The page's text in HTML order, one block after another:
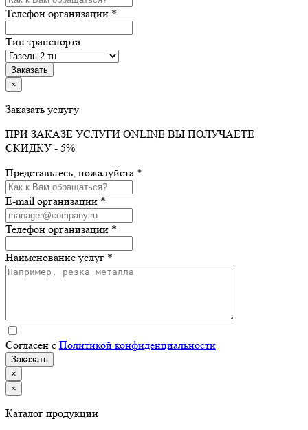
Телефон организации *
Тип транспорта
×
Заказать услугу
ПРИ ЗАКАЗЕ УСЛУГИ ONLINE ВЫ ПОЛУЧАЕТЕ
СКИДКУ - 5%
Представьтесь, пожалуйста *
E-mail организации *
Телефон организации *
Наименование услуг *
Согласен с Политикой конфиденциальности
×
×
Каталог продукции